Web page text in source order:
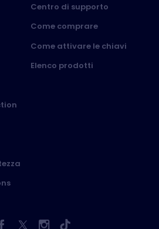
Centro di supporto
Come comprare
Come attivare le chiavi
Elenco prodotti